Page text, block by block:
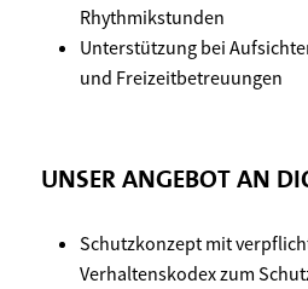
Rhythmikstunden
Unterstützung bei
und Freizeitbetreuungen
UNSER ANGEBOT AN
Schutzkonzept mit
Verhaltenskodex zum